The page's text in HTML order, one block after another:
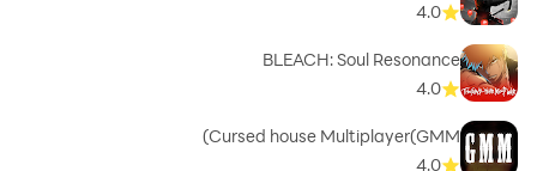
4.0
BLEACH: Soul Resonance
4.0
Cursed house Multiplayer(GMM)
4.0